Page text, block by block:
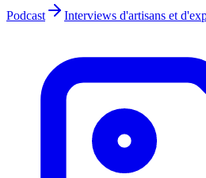
Podcast Interviews d'artisans et